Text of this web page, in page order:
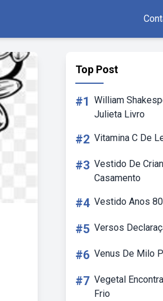
Top Post
#1 William
Julieta Livro
#2 Vitamina C De
#3 Vestido De
Casamento
#4 Vestido Anos
#5 Versos
#6 Venus De Milo
#7 Vegetal
Frio